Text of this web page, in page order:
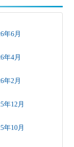
年6月
年4月
年2月
12月
10月